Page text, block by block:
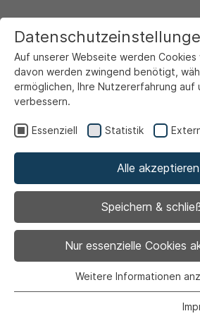
Streetfood
dem
20.05.2024|Veranstaltung |
Auf unserer Webseite werden
davon werden zwingend benötigt,
ermöglichen, Ihre Nutzererfahrung auf
verbessern.
Essenziell Statistik
Alle akzeptieren
Speichern &
Nur essenzielle Cookies
Essenzielle Cookies werden für
Weitere Informationen